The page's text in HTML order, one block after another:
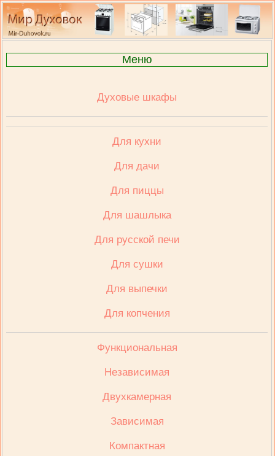
Меню
Духовые шкафы
Для кухни
Для дачи
Для пиццы
Для шашлыка
Для русской печи
Для сушки
Для выпечки
Для копчения
Функциональная
Независимая
Двухкамерная
Зависимая
Компактная